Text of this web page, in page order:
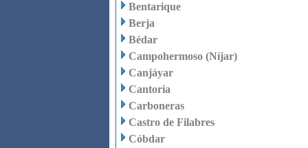
Bentarique
Berja
Bédar
Campohermoso (Níjar)
Canjáyar
Cantoria
Carboneras
Castro de Filabres
Cóbdar